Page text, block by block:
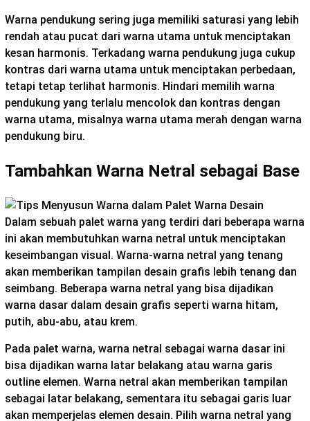
Warna pendukung sering juga memiliki saturasi yang lebih
rendah atau pucat dari warna utama untuk menciptakan
kesan harmonis. Terkadang warna pendukung juga cukup
kontras dari warna utama untuk menciptakan perbedaan,
tetapi tetap terlihat harmonis. Hindari memilih warna
pendukung yang terlalu mencolok dan kontras dengan
warna utama, misalnya warna utama merah dengan warna
pendukung biru.
Tambahkan Warna Netral sebagai Base
Dalam sebuah palet warna yang terdiri dari beberapa warna
ini akan membutuhkan warna netral untuk menciptakan
keseimbangan visual. Warna-warna netral yang tenang
akan memberikan tampilan desain grafis lebih tenang dan
seimbang. Beberapa warna netral yang bisa dijadikan
warna dasar dalam desain grafis seperti warna hitam,
putih, abu-abu, atau krem.
Pada palet warna, warna netral sebagai warna dasar ini
bisa dijadikan warna latar belakang atau warna garis
outline elemen. Warna netral akan memberikan tampilan
sebagai latar belakang, sementara itu sebagai garis luar
akan memperjelas elemen desain. Pilih warna netral yang